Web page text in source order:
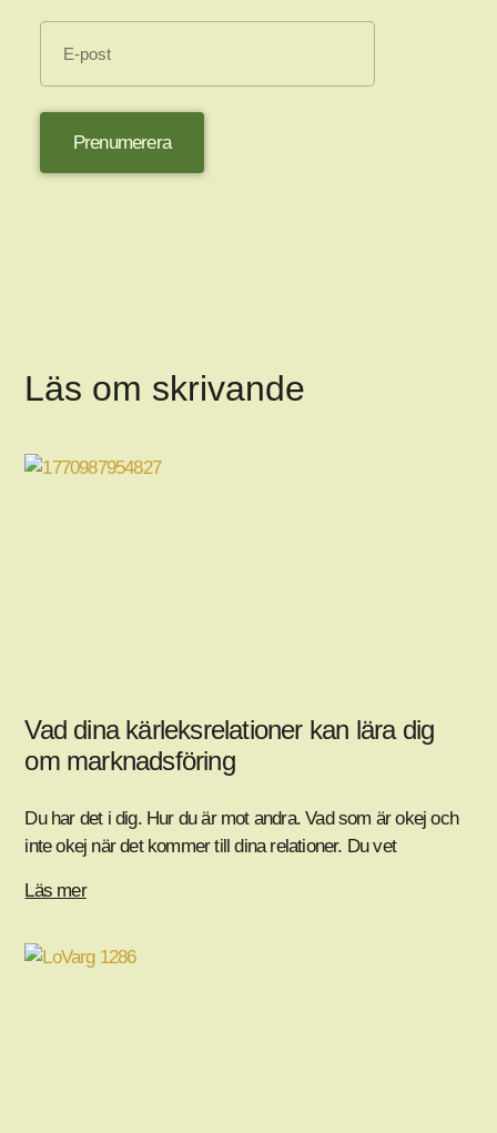
Prenumerera
Läs om skrivande
Vad dina kärleksrelationer kan lära dig
om marknadsföring
Du har det i dig. Hur du är mot andra. Vad som är okej och
inte okej när det kommer till dina relationer. Du vet
Läs mer